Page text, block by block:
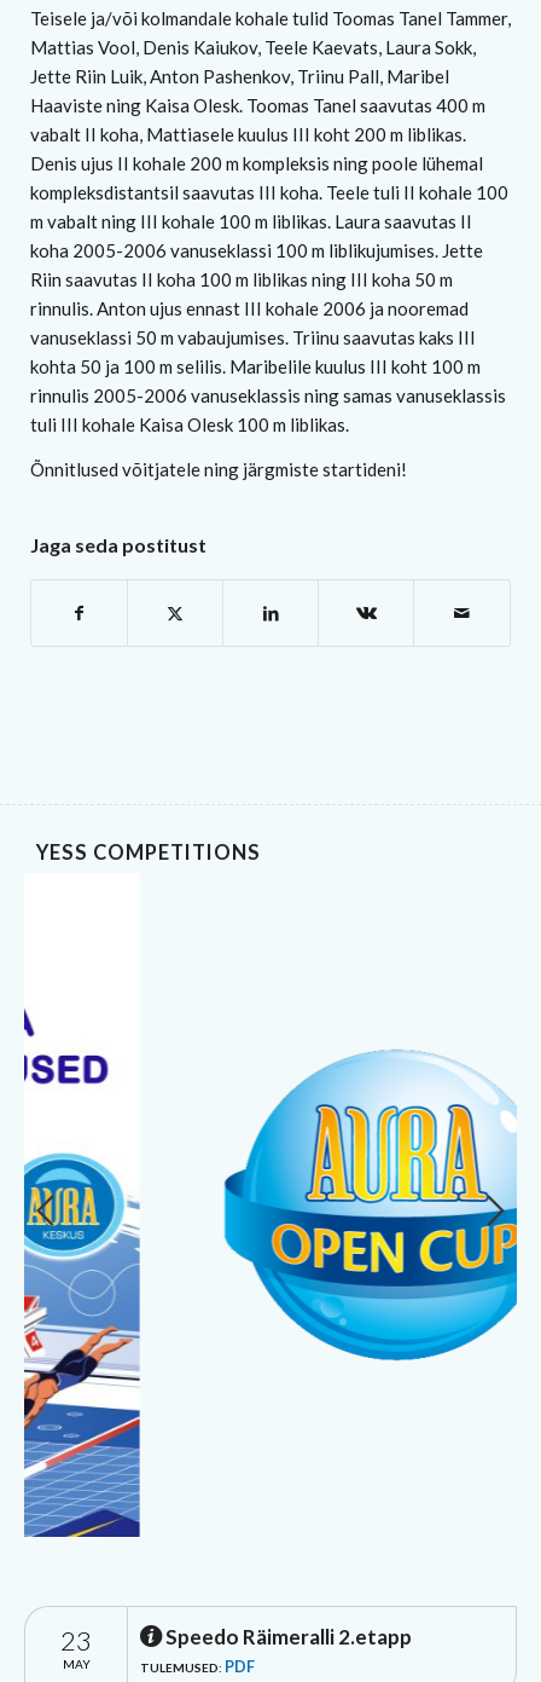
Teisele ja/või kolmandale kohale tulid Toomas Tanel Tammer,
Mattias Vool, Denis Kaiukov, Teele Kaevats, Laura Sokk,
Jette Riin Luik, Anton Pashenkov, Triinu Pall, Maribel
Haaviste ning Kaisa Olesk. Toomas Tanel saavutas 400 m
vabalt II koha, Mattiasele kuulus III koht 200 m liblikas.
Denis ujus II kohale 200 m kompleksis ning poole lühemal
kompleksdistantsil saavutas III koha. Teele tuli II kohale 100
m vabalt ning III kohale 100 m liblikas. Laura saavutas II
koha 2005-2006 vanuseklassi 100 m liblikujumises. Jette
Riin saavutas II koha 100 m liblikas ning III koha 50 m
rinnulis. Anton ujus ennast III kohale 2006 ja nooremad
vanuseklassi 50 m vabaujumises. Triinu saavutas kaks III
kohta 50 ja 100 m selilis. Maribelile kuulus III koht 100 m
rinnulis 2005-2006 vanuseklassis ning samas vanuseklassis
tuli III kohale Kaisa Olesk 100 m liblikas.
Õnnitlused võitjatele ning järgmiste startideni!
Jaga seda postitust
YESS COMPETITIONS
23
MAY
Speedo Räimeralli 2.etapp
TULEMUSED: PDF